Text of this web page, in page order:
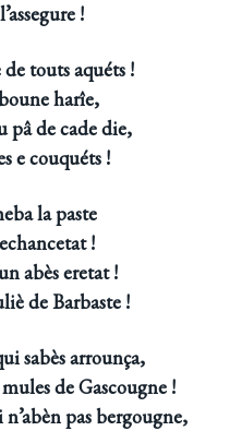
!
de touts aquéts !
harîe,
pâ de cade die,
e couquéts !
la paste
!
abès eretat !
de Barbaste !
sabès arrounça,
de Gascougne !
pas bergougne,